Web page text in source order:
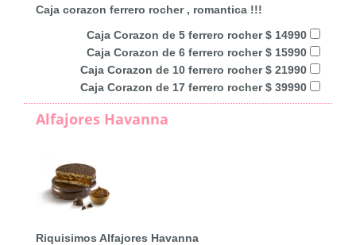
Caja corazon ferrero rocher , romantica !!!
Caja Corazon de 5 ferrero rocher $ 14990
Caja Corazon de 6 ferrero rocher $ 15990
Caja Corazon de 10 ferrero rocher $ 21990
Caja Corazon de 17 ferrero rocher $ 39990
Alfajores Havanna
Riquisimos Alfajores Havanna